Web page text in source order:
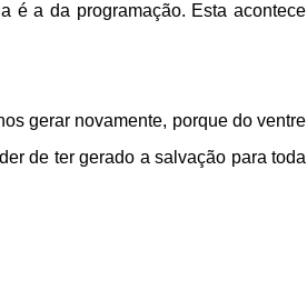
é a da programação. Esta acontece
gerar novamente, porque do ventre
de ter gerado a salvação para toda